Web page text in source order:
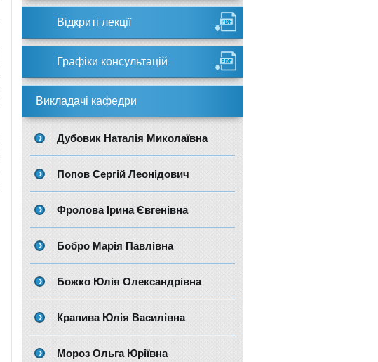
Відкриті лекції
Графіки консультацій
Викладачі кафедри
Дубовик Наталія Миколаївна
Попов Сергій Леонідович
Фролова Ірина Євгенівна
Бобро Марія Павлівна
Божко Юлія Олександрівна
Крапива Юлія Василівна
Мороз Ольга Юріївна